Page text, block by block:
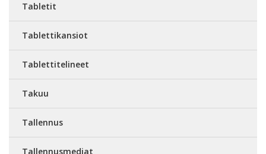
Tabletit
Tablettikansiot
Tablettitelineet
Takuu
Tallennus
Tallennusmediat